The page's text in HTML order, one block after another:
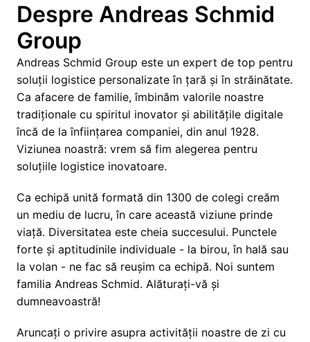
Despre Andreas Schmid
Group
Andreas Schmid Group este un expert de top pentru
soluții logistice personalizate în țară și în străinătate.
Ca afacere de familie, îmbinăm valorile noastre
tradiționale cu spiritul inovator și abilitățile digitale
încă de la înființarea companiei, din anul 1928.
Viziunea noastră: vrem să fim alegerea pentru
soluțiile logistice inovatoare.
Ca echipă unită formată din 1300 de colegi creăm
un mediu de lucru, în care această viziune prinde
viață. Diversitatea este cheia succesului. Punctele
forte și aptitudinile individuale - la birou, în hală sau
la volan - ne fac să reușim ca echipă. Noi suntem
familia Andreas Schmid. Alăturați-vă și
dumneavoastră!
Aruncați o privire asupra activității noastre de zi cu